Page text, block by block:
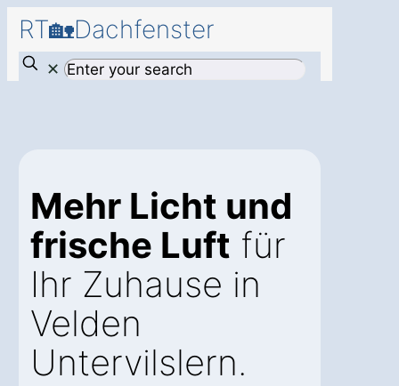
RT🏡Dachfenster
✕
Mehr Licht und
frische Luft für
Ihr Zuhause in
Velden
Untervilslern.